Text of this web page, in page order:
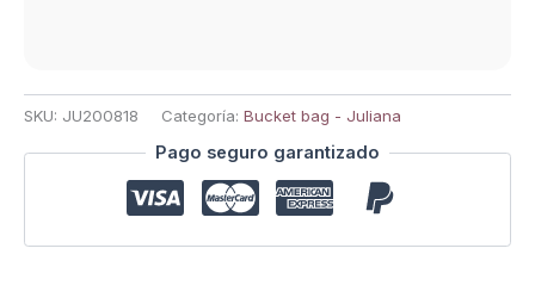
SKU: JU200818 Categoría: Bucket bag - Juliana
Pago seguro garantizado